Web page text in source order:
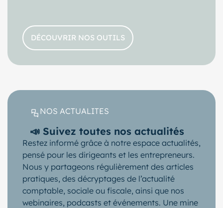
DÉCOUVRIR NOS OUTILS
NOS ACTUALITES
📣 Suivez toutes nos actualités
Restez informé grâce à notre espace actualités,
pensé pour les dirigeants et les entrepreneurs.
Nous y partageons régulièrement des articles
pratiques, des décryptages de l’actualité
comptable, sociale ou fiscale, ainsi que nos
webinaires, podcasts et événements. Une mine